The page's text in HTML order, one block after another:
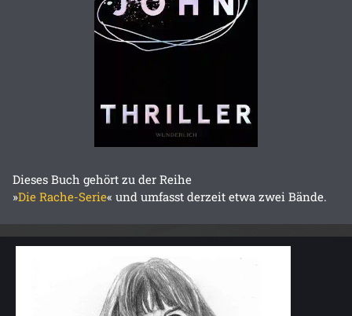
Dieses Buch gehört zu der Reihe
»Die Rache-Serie« und umfasst derzeit etwa zwei Bände.